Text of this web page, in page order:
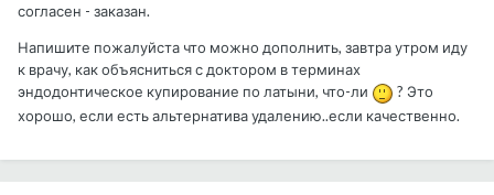
согласен - заказан.
Напишите пожалуйста что можно дополнить, завтра утром иду
к врачу, как объясниться с доктором в терминах
эндодонтическое купирование по латыни, что-ли
? Это
хорошо, если есть альтернатива удалению..если качественно.